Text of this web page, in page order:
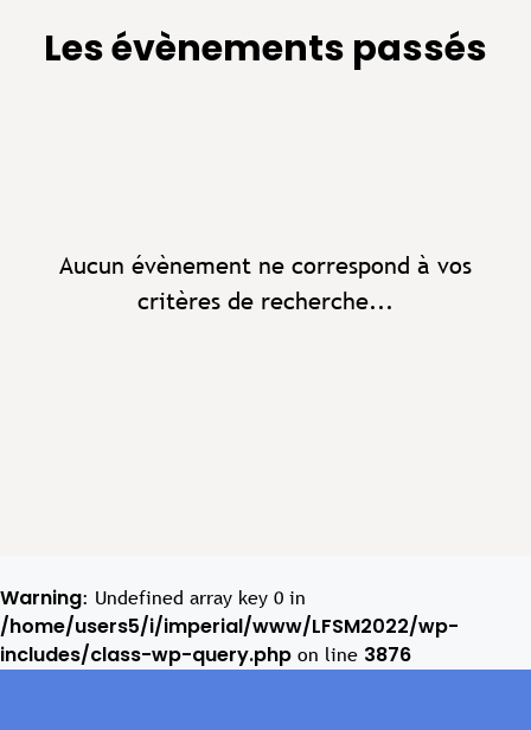
Les évènements passés
Aucun évènement ne correspond à vos
critères de recherche...
Warning: Undefined array key 0 in
/home/users5/i/imperial/www/LFSM2022/wp-
includes/class-wp-query.php on line 3876